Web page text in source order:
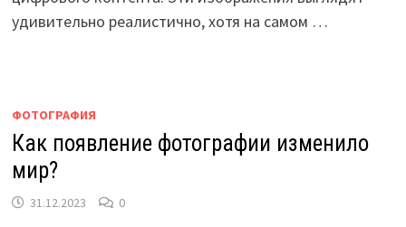
удивительно реалистично, хотя на самом …
ФОТОГРАФИЯ
Как появление фотографии изменило
мир?
31.12.2023 0